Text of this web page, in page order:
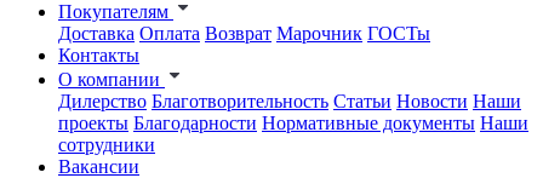
Покупателям
Доставка Оплата Возврат Марочник ГОСТы
Контакты
О компании
Дилерство Благотворительность Статьи Новости Наши
проекты Благодарности Нормативные документы Наши
сотрудники
Вакансии